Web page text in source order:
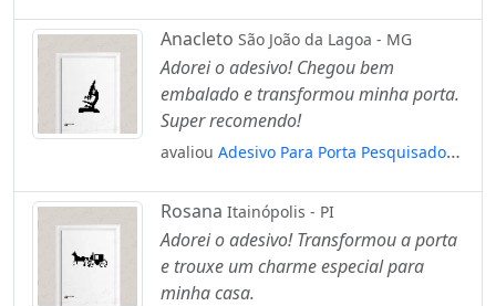
Anacleto São João da Lagoa - MG
Adorei o adesivo! Chegou bem
embalado e transformou minha porta.
Super recomendo!
avaliou Adesivo Para Porta Pesquisador
Rosana Itainópolis - PI
Adorei o adesivo! Transformou a porta
e trouxe um charme especial para
minha casa.